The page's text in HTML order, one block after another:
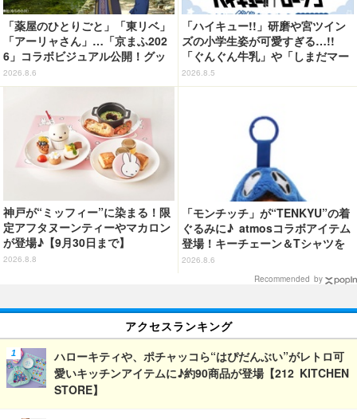
「薬屋のひとりごと」「東リベ」
「アーリャさん」…「京まふ202
6」コラボビジュアル公開！グッ
ズなどの最新情報も
2026.8.6
「ハイキュー!!」研磨や宮ツイン
ズの小学生姿が可愛すぎる…!!
「ぐんぐん牛乳」や「しまだマー
ト」デザインのグッズも!? ロー
ソン限定グッズが登場！
2026.8.5
神戸が“ミッフィー”に染まる！限
定アフタヌーンティーやマカロン
が登場♪【9月30日まで】
2026.8.8
「モンチッチ」が“TENKYU”の着
ぐるみに♪ atmosコラボアイテム
登場！キーチェーン＆Tシャツを
展開
2026.8.6
Recommended by
アクセスランキング
ハローキティや、ポチャッコら“はぴだんぶい”がレトロ可
愛いキッチンアイテムに♪約90商品が登場【212 KITCHEN
STORE】